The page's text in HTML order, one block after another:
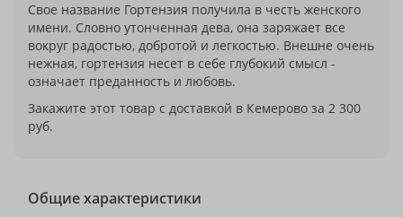
Свое название Гортензия получила в честь женского
имени. Словно утонченная дева, она заряжает все
вокруг радостью, добротой и легкостью. Внешне очень
нежная, гортензия несет в себе глубокий смысл -
означает преданность и любовь.
Закажите этот товар с доставкой в Кемерово за 2 300
руб.
Общие характеристики